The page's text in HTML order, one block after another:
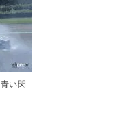
い閃